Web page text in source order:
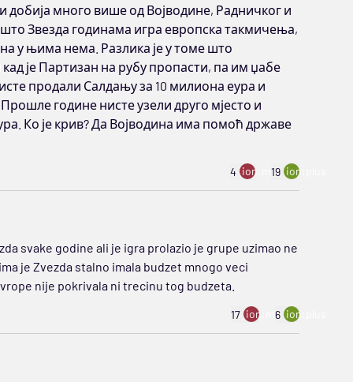
много више од Војводине, Радничког и
Звезда годинама игра европска такмичења,
у њима нема. Разлика је у томе што
је Партизан на рубу пропасти, па им џабе
продали Салдању за 10 милиона еура и
године нисте узели друго мјесто и
Ко је крив? Да Војводина има помоћ државе
4 ion:minus
19 ion:plus
svake godine ali je igra prolazio je grupe uzimao ne
je Zvezda stalno imala budzet mnogo veci
nije pokrivala ni trecinu tog budzeta.
17 ion:minus
6 ion:plus